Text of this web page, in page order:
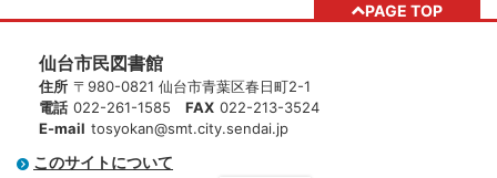
PAGE TOP
仙台市民図書館
住所 〒980-0821 仙台市青葉区春日町2-1
電話 022-261-1585 FAX 022-213-3524
E-mail tosyokan@smt.city.sendai.jp
このサイトについて